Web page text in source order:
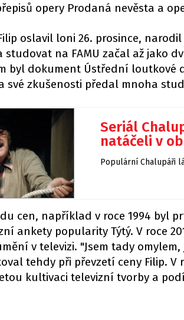
opery Prodaná nevěsta a
oslavil loni 26. prosince,
na FAMU začal až jako
byl dokument Ústřední loutkové
své zkušenosti předal mnoha
Seriál
natáčeli v
Populární Chalupáři
cen, například v roce 1994 byl
ankety popularity Týtý. V roce
v televizi. "Jsem tady
tehdy při převzetí ceny Filip. V
kultivaci televizní tvorby a